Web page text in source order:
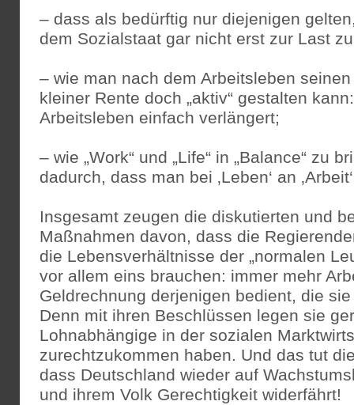
– dass als bedürftig nur diejenigen
dem Sozialstaat gar nicht erst zur Last
– wie man nach dem Arbeitsleben
kleiner Rente doch „aktiv“ gestalten
Arbeitsleben einfach verlängert;
– wie „Work“ und „Life“ in „Balance“ zu
dadurch, dass man bei ‚Leben‘ an
Insgesamt zeugen die diskutierten und
Maßnahmen davon, dass die
die Lebensverhältnisse der „normalen
vor allem eins brauchen: immer mehr
Geldrechnung derjenigen bedient, die
Denn mit ihren Beschlüssen legen sie
Lohnabhängige in der sozialen
zurechtzukommen haben. Und das tut
dass Deutschland wieder auf
und ihrem Volk Gerechtigkeit widerfährt!